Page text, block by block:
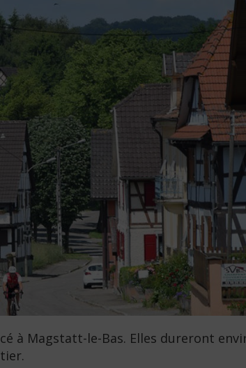
à Magstatt-le-Bas. Elles dureront